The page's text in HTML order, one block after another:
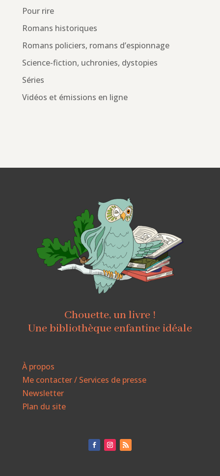
Pour rire
Romans historiques
Romans policiers, romans d’espionnage
Science-fiction, uchronies, dystopies
Séries
Vidéos et émissions en ligne
Chouette, un livre !
Une bibliothèque enfantine idéale
À propos
Me contacter / Services de presse
Newsletter
Plan du site